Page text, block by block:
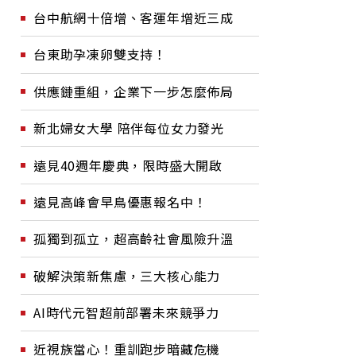
台中航網十倍增、客運年增近三成
台東助孕凍卵雙支持！
供應鏈重組，企業下一步怎麼佈局
新北婦女大學 陪伴每位女力發光
遠見40週年慶典，限時盛大開啟
遠見高峰會早鳥優惠報名中！
孤獨到孤立，超高齡社會風險升溫
破解決策新焦慮，三大核心能力
AI時代元智超前部署未來競爭力
近視族當心！重訓跑步暗藏危機